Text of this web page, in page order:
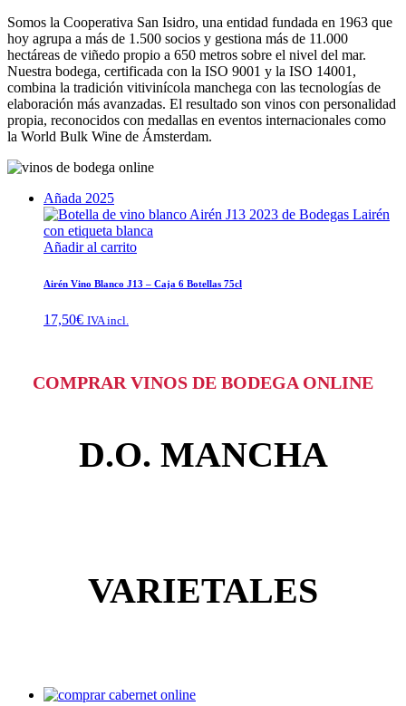
Somos la Cooperativa San Isidro, una entidad fundada en 1963 que
hoy agrupa a más de 1.500 socios y gestiona más de 11.000
hectáreas de viñedo propio a 650 metros sobre el nivel del mar.
Nuestra bodega, certificada con la ISO 9001 y la ISO 14001,
combina la tradición vitivinícola manchega con las tecnologías de
elaboración más avanzadas. El resultado son vinos con personalidad
propia, reconocidos con medallas en eventos internacionales como
la World Bulk Wine de Ámsterdam.
Añada 2025
Añadir al carrito
Airén Vino Blanco J13 – Caja 6 Botellas 75cl
17,50€ IVA incl.
COMPRAR VINOS DE BODEGA ONLINE
D.O. MANCHA
VARIETALES